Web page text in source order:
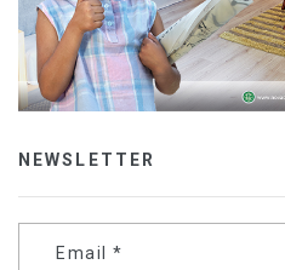
NEWSLETTER
Email *